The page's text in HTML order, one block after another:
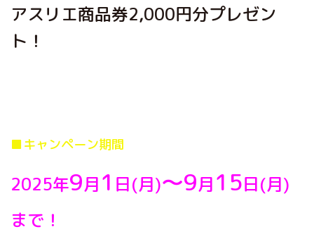
アスリエ商品券2,000円分プレゼン
ト！
■キャンペーン期間
2025年9月1 日(月)～9月15日(月)
まで！